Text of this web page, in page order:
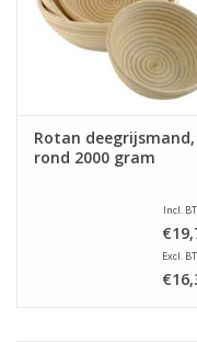
Rotan deegrijsmand,
rond 2000 gram
Incl.
Excl.